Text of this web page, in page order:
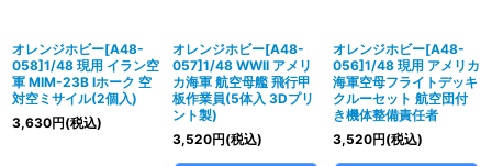
オレンジホビー[A48-
058]1/48 現用 イラン空
軍 MIM-23B Iホーク 空
対空ミサイル(2個入)
3,630円(税込)
オレンジホビー[A48-
057]1/48 WWII アメリ
カ海軍 航空母艦 飛行甲
板作業員(5体入 3Dプリ
ント製)
3,520円(税込)
オレンジホビー[A48-
056]1/48 現用 アメリカ
海軍空母フライトデッキ
クルーセット 航空団付
き機体整備責任者
3,520円(税込)